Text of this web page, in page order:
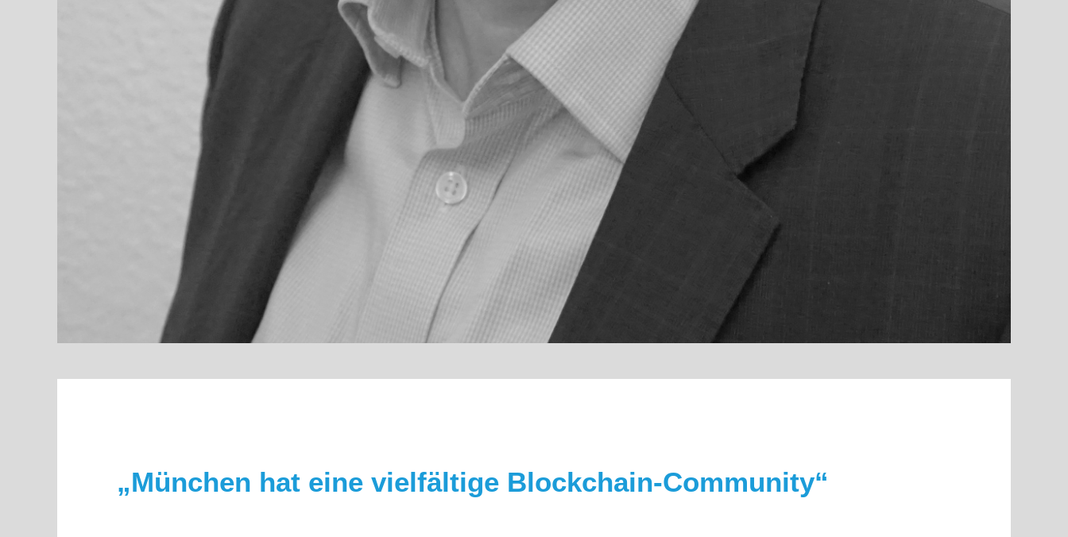
„München hat eine vielfältige Blockchain-Community“